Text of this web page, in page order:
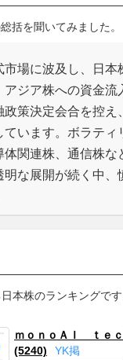
括を聞いてみました。
市場に波及し、日本
アジア株への資金流
政策決定会合を控え
います。ボラティ
関連株、通信株な
明な展開が続く中、
本株のランキングです
ｍｏｎｏＡＩ ｔｅ
(5240)
YK掲